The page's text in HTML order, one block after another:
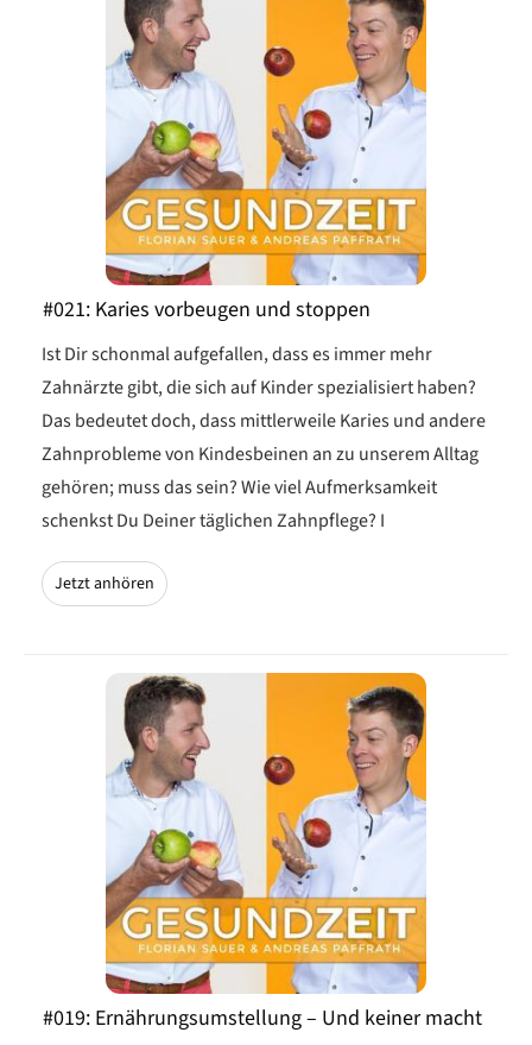
#021: Karies vorbeugen und stoppen
Ist Dir schonmal aufgefallen, dass es immer mehr
Zahnärzte gibt, die sich auf Kinder spezialisiert haben?
Das bedeutet doch, dass mittlerweile Karies und andere
Zahnprobleme von Kindesbeinen an zu unserem Alltag
gehören; muss das sein? Wie viel Aufmerksamkeit
schenkst Du Deiner täglichen Zahnpflege? I
Jetzt anhören
#019: Ernährungsumstellung – Und keiner macht